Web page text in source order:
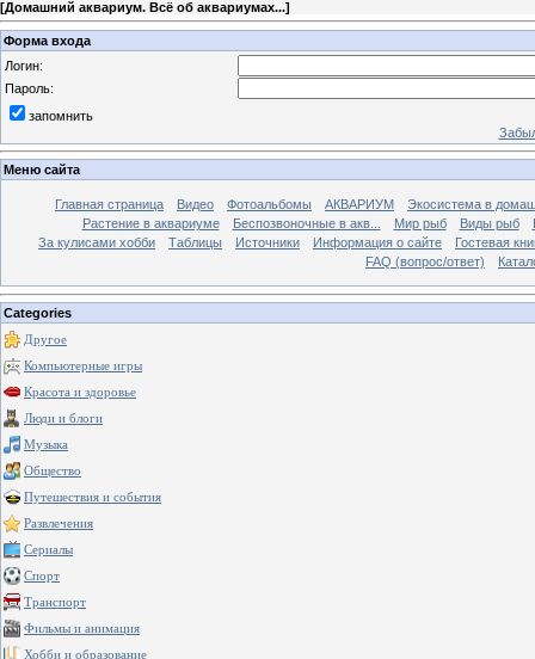
[Домашний аквариум. Всё об аквариумах...]
Форма входа
Логин:
Пароль:
запомнить
Меню сайта
Главная страница Видео Фотоальбомы АКВАРИУМ
Экосистема в
Растение в аквариуме
Беспозвоночные в акв... Мир рыб Виды рыб
За кулисами хобби
Таблицы Источники Информация о сайте
Гостевая
FAQ (вопрос/ответ)
Categories
Другое
Компьютерные игры
Красота и здоровье
Люди и блоги
Музыка
Общество
Путешествия и события
Развлечения
Сериалы
Спорт
Транспорт
Фильмы и анимация
Хобби и образование